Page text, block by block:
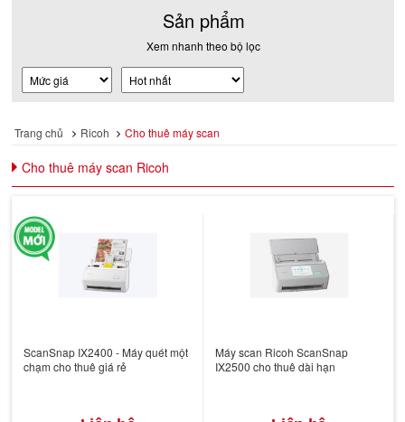
Sản phẩm
Xem nhanh theo bộ lọc
Trang chủ Ricoh Cho thuê máy scan
Cho thuê máy scan Ricoh
ScanSnap IX2400 - Máy quét một
chạm cho thuê giá rẻ
Máy scan Ricoh ScanSnap
IX2500 cho thuê dài hạn